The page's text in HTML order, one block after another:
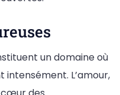
un domaine où
L’amour,